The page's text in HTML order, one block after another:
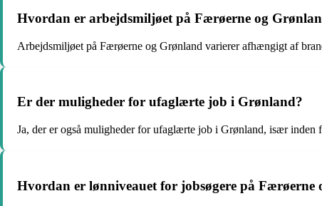
Hvordan er arbejdsmiljøet på Færøerne og
Arbejdsmiljøet på Færøerne og Grønland varierer afhængigt af
Er der muligheder for ufaglærte job i Grønland?
Ja, der er også muligheder for ufaglærte job i Grønland, især
Hvordan er lønniveauet for jobsøgere på Færøerne